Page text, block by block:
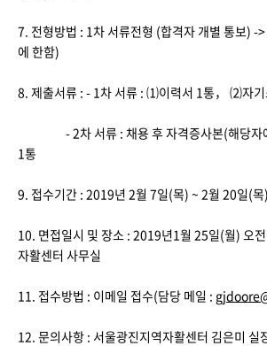
7. 전형방법 : 1차 서류전형 (합격자 개별 통보) -
에 한함)
8. 제출서류 : - 1차 서류 : ⑴이력서 1통， ⑵자기
- 2차 서류 : 채용 후 자격증사본(해당자에
1통
9. 접수기간 : 2019년 2월 7일(목) ~ 2월 20일(목)
10. 면접일시 및 장소 : 2019년1월 25일(월) 오
자활센터 사무실
11. 접수방법 : 이메일 접수(담당 메일 :
12. 문의사항 : 서울광진지역자활센터 김은미